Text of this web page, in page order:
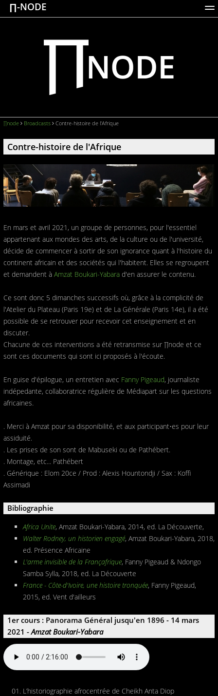
∏-NODE
ACTIONS WORKS DOCUMENTATION
BROADCASTS
∏node Broadcasts Contre-histoire de l'Afrique
Contre-histoire de l'Afrique
En mars et avril 2021, un groupe de personnes, pour l'essentiel
appartenant aux mondes des arts, de la culture ou de l'université,
décide de commencer à sortir de son ignorance quant à l'histoire du
continent africain et des sociétés qui l'habitent. Elles se regroupent
et demandent à Amzat Boukari-Yabara d'en assurer le contenu.
Ce sont donc 5 dimanches successifs où, grâce à la complicité de
l'Atelier du Plateau (Paris 19e) et de La Générale (Paris 14e), il a été
possible de se retrouver pour recevoir cet enseignement et en
discuter.
Chacune de ces interventions a été retransmise sur ∏node et ce
sont ces documents qui sont ici proposés à l'écoute.
En guise d'épilogue, un entretien avec Fanny Pigeaud, journaliste
indépedante, collaboratrice régulière de Médiapart sur les questions
africaines.
. Merci à Amzat pour sa disponibilité, et aux participant•es pour leur
assiduité.
. Les prises de son sont de Mabuseki ou de Pathébert.
. Montage, etc... Pathébert
. Générique : Elom 20ce / Prod : Alexis Hountondji / Sax : Koffi
Assimadi
Bibliographie
Africa Unite, Amzat Boukari-Yabara, 2014, ed. La Découverte,
Walter Rodney, un historien engagé, Amzat Boukari-Yabara, 2018,
ed. Présence Africaine
L'arme invisible de la Françafrique, Fanny Pigeaud & Ndongo
Samba Sylla, 2018, ed. La Découverte
France - Côte-d'Ivoire, une histoire tronquée, Fanny Pigeaud,
2015, ed. Vent d'ailleurs
1er cours : Panorama Général jusqu'en 1896 - 14 mars
2021 -Amzat Boukari-Yabara
L’historiographie afrocentrée de Cheikh Anta Diop